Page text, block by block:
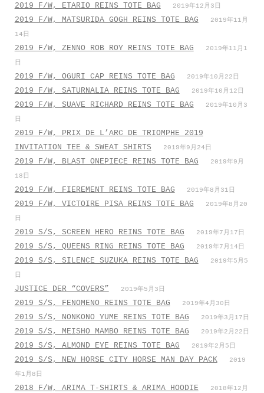
2019 F/W, ETARIO REINS TOTE BAG 2019年12月3日
2019 F/W, MATSURIDA GOGH REINS TOTE BAG
2019年11月
14日
2019 F/W, ZENNO ROB ROY REINS TOTE BAG
2019年11月1
日
2019 F/W, OGURI CAP REINS TOTE BAG 2019年10月22日
2019 F/W, SATURNALIA REINS TOTE BAG 2019年10月12日
2019 F/W, SUAVE RICHARD REINS TOTE BAG
2019年10月3
日
2019 F/W, PRIX DE L’ARC DE TRIOMPHE 2019
INVITATION TEE & SWEAT SHIRTS
2019年9月24日
2019 F/W, BLAST ONEPIECE REINS TOTE BAG
2019年9月
18日
2019 F/W, FIEREMENT REINS TOTE BAG 2019年8月31日
2019 F/W, VICTOIRE PISA REINS TOTE BAG
2019年8月20
日
2019 S/S, SCREEN HERO REINS TOTE BAG 2019年7月17日
2019 S/S, QUEENS RING REINS TOTE BAG 2019年7月14日
2019 S/S, SILENCE SUZUKA REINS TOTE BAG
2019年5月5
日
JUSTICE DER “COVERS” 2019年5月3日
2019 S/S, FENOMENO REINS TOTE BAG 2019年4月30日
2019 S/S, NONKONO YUME REINS TOTE BAG 2019年3月17日
2019 S/S, MEISHO MAMBO REINS TOTE BAG 2019年2月22日
2019 S/S, ALMOND EYE REINS TOTE BAG 2019年2月5日
2019 S/S, NEW HORSE CITY HORSE MAN DAY PACK
2019
年1月8日
2018 F/W, ARIMA T-SHIRTS & ARIMA HOODIE
2018年12月